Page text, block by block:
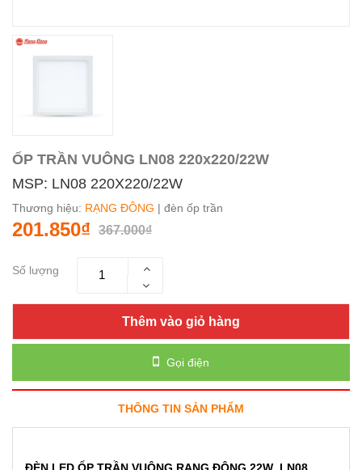
ỐP TRẦN VUÔNG LN08 220x220/22W
MSP: LN08 220X220/22W
Thương hiệu: RẠNG ĐÔNG | đèn ốp trần
201.850₫ 367.000₫
Số lượng
Thêm vào giỏ hàng
Gọi điện
THÔNG TIN SẢN PHẨM